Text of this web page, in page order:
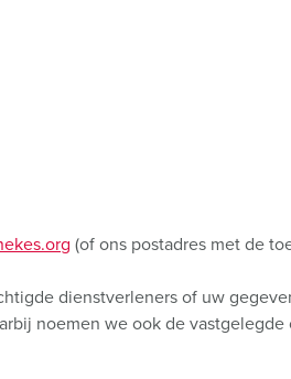
(of ons postadres met de
dienstverleners of uw
noemen we ook de vastgelegde